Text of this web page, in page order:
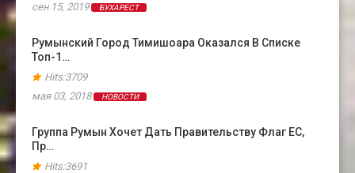
сен 15, 2019
БУХАРЕСТ
Румынский Город Тимишоара Оказался В Cписке
Топ-1…
Hits:3709
мая 03, 2018
НОВОСТИ
Группа Румын Хочет Дать Правительству Флаг ЕС,
Пр…
Hits:3691